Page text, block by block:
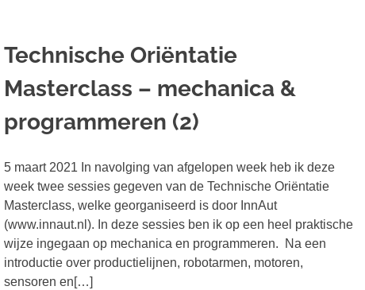
Technische Oriëntatie
Masterclass – mechanica &
programmeren (2)
5 maart 2021 In navolging van afgelopen week heb ik deze
week twee sessies gegeven van de Technische Oriëntatie
Masterclass, welke georganiseerd is door InnAut
(www.innaut.nl). In deze sessies ben ik op een heel praktische
wijze ingegaan op mechanica en programmeren. Na een
introductie over productielijnen, robotarmen, motoren,
sensoren en[…]